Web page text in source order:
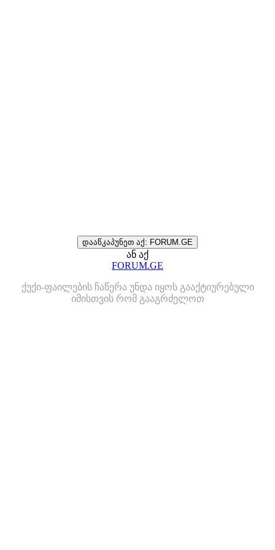
დააწკაპუნეთ აქ: FORUM.GE
ან აქ
FORUM.GE
ქუქი-ფაილების ჩაწერა უნდა იყოს გააქტიურებული
იმისთვის რომ გააგრძელოთ